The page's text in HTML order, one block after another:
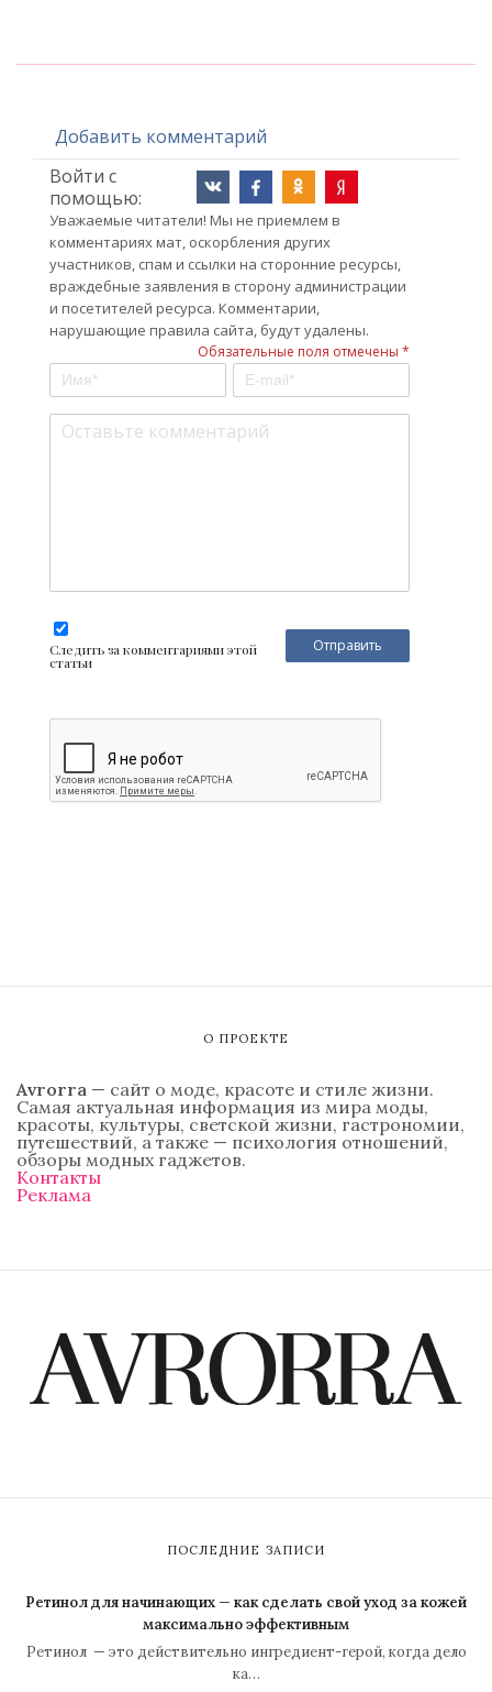
Добавить комментарий
Войти с
помощью:
Уважаемые читатели! Мы не приемлем в
комментариях мат, оскорбления других
участников, спам и ссылки на сторонние ресурсы,
враждебные заявления в сторону администрации
и посетителей ресурса. Комментарии,
нарушающие правила сайта, будут удалены.
Обязательные поля отмечены *
Следить за комментариями этой
статьи
О ПРОЕКТЕ
Avrorra — сайт о моде, красоте и стиле жизни.
Самая актуальная информация из мира моды,
красоты, культуры, светской жизни, гастрономии,
путешествий, а также — психология отношений,
обзоры модных гаджетов.
Контакты
Реклама
ПОСЛЕДНИЕ ЗАПИСИ
Ретинол для начинающих — как сделать свой уход за кожей
максимально эффективным
Ретинол — это действительно ингредиент-герой, когда дело
ка…